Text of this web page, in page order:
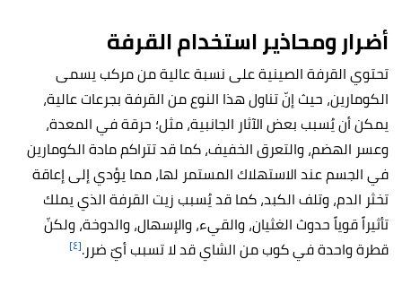
أضرار ومحاذير استخدام القرفة
تحتوي القرفة الصينية على نسبة عالية من مركب يسمى
الكومارين، حيث إنّ تناول هذا النوع من القرفة بجرعات عالية،
يمكن أن يُسبب بعض الآثار الجانبية، مثل؛ حرقة في المعدة،
وعسر الهضم، والتعرق الخفيف، كما قد تتراكم مادة الكومارين
في الجسم عند الاستهلاك المستمر لها، مما يؤدي إلى إعاقة
تخثر الدم، وتلف الكبد، كما قد يُسبب زيت القرفة الذي يملك
تأثيراً قوياً حدوث الغثيان، والقيء، والإسهال، والدوخة، ولكنّ
قطرة واحدة في كوب من الشاي قد لا تسبب أيّ ضرر.[٤]